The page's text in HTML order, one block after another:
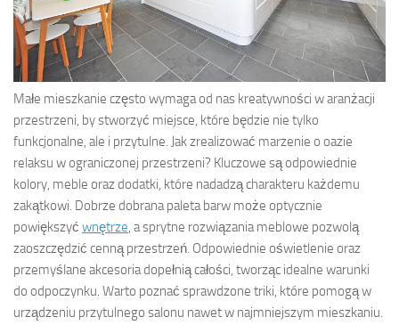
Małe mieszkanie często wymaga od nas kreatywności w aranżacji
przestrzeni, by stworzyć miejsce, które będzie nie tylko
funkcjonalne, ale i przytulne. Jak zrealizować marzenie o oazie
relaksu w ograniczonej przestrzeni? Kluczowe są odpowiednie
kolory, meble oraz dodatki, które nadadzą charakteru każdemu
zakątkowi. Dobrze dobrana paleta barw może optycznie
powiększyć wnętrze , a sprytne rozwiązania meblowe pozwolą
zaoszczędzić cenną przestrzeń. Odpowiednie oświetlenie oraz
przemyślane akcesoria dopełnią całości, tworząc idealne warunki
do odpoczynku. Warto poznać sprawdzone triki, które pomogą w
urządzeniu przytulnego salonu nawet w najmniejszym mieszkaniu.